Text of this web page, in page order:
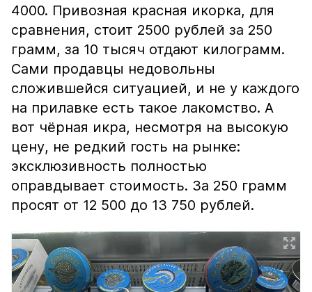
4000. Привозная красная икорка, для
сравнения, стоит 2500 рублей за 250
грамм, за 10 тысяч отдают килограмм.
Сами продавцы недовольны
сложившейся ситуацией, и не у каждого
на прилавке есть такое лакомство. А
вот чёрная икра, несмотря на высокую
цену, не редкий гость на рынке:
эксклюзивность полностью
оправдывает стоимость. За 250 грамм
просят от 12 500 до 13 750 рублей.